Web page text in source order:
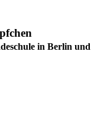
in Berlin und